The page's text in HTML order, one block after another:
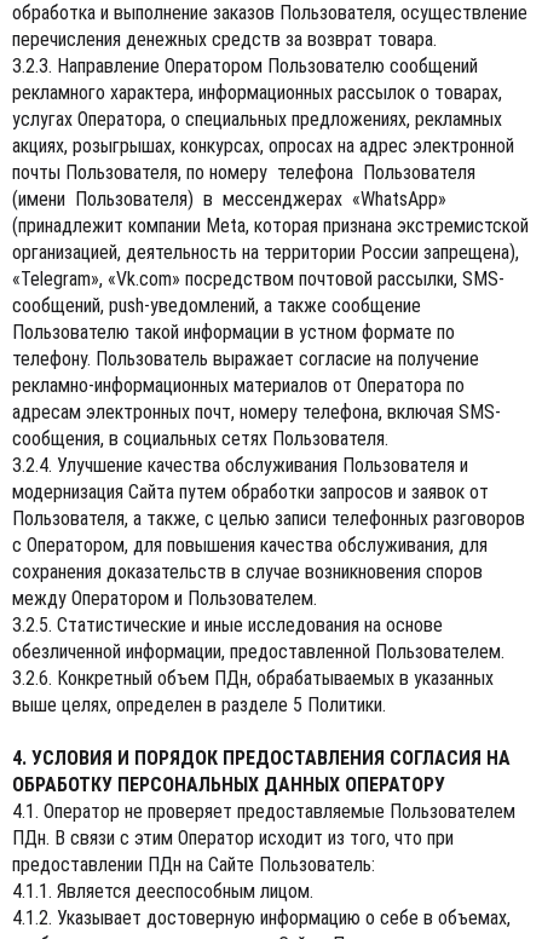
обработка и выполнение заказов Пользователя, осуществление
перечисления денежных средств за возврат товара.
3.2.3. Направление Оператором Пользователю сообщений
рекламного характера, информационных рассылок о товарах,
услугах Оператора, о специальных предложениях, рекламных
акциях, розыгрышах, конкурсах, опросах на адрес электронной
почты Пользователя, по номеру телефона Пользователя
(имени Пользователя) в мессенджерах «WhatsApp»
(принадлежит компании Meta, которая признана экстремистской
организацией, деятельность на территории России запрещена),
«Telegram», «Vk.com» посредством почтовой рассылки, SMS-
сообщений, push-уведомлений, а также сообщение
Пользователю такой информации в устном формате по
телефону. Пользователь выражает согласие на получение
рекламно-информационных материалов от Оператора по
адресам электронных почт, номеру телефона, включая SMS-
сообщения, в социальных сетях Пользователя.
3.2.4. Улучшение качества обслуживания Пользователя и
модернизация Сайта путем обработки запросов и заявок от
Пользователя, а также, с целью записи телефонных разговоров
с Оператором, для повышения качества обслуживания, для
сохранения доказательств в случае возникновения споров
между Оператором и Пользователем.
3.2.5. Статистические и иные исследования на основе
обезличенной информации, предоставленной Пользователем.
3.2.6. Конкретный объем ПДн, обрабатываемых в указанных
выше целях, определен в разделе 5 Политики.
4. УСЛОВИЯ И ПОРЯДОК ПРЕДОСТАВЛЕНИЯ СОГЛАСИЯ НА
ОБРАБОТКУ ПЕРСОНАЛЬНЫХ ДАННЫХ ОПЕРАТОРУ
4.1. Оператор не проверяет предоставляемые Пользователем
ПДн. В связи с этим Оператор исходит из того, что при
предоставлении ПДн на Сайте Пользователь:
4.1.1. Является дееспособным лицом.
4.1.2. Указывает достоверную информацию о себе в объемах,